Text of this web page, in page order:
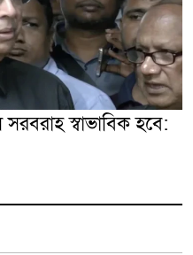
স্বাভাবিক হবে: